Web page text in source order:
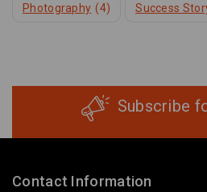
Photography (4) Success
Subscribe
Contact Information